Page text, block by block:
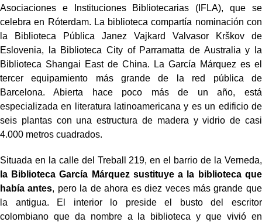
Asociaciones e Instituciones Bibliotecarias (IFLA), que se
celebra en Róterdam. La biblioteca compartía nominación con
la Biblioteca Pública Janez Vajkard Valvasor Krškov de
Eslovenia, la Biblioteca City of Parramatta de Australia y la
Biblioteca Shangai East de China. La García Márquez es el
tercer equipamiento más grande de la red pública de
Barcelona. Abierta hace poco más de un año, está
especializada en literatura latinoamericana y es un edificio de
seis plantas con una estructura de madera y vidrio de casi
4.000 metros cuadrados.
Situada en la calle del Treball 219, en el barrio de la Verneda,
la Biblioteca García Márquez sustituye a la biblioteca que
había antes, pero la de ahora es diez veces más grande que
la antigua. El interior lo preside el busto del escritor
colombiano que da nombre a la biblioteca y que vivió en